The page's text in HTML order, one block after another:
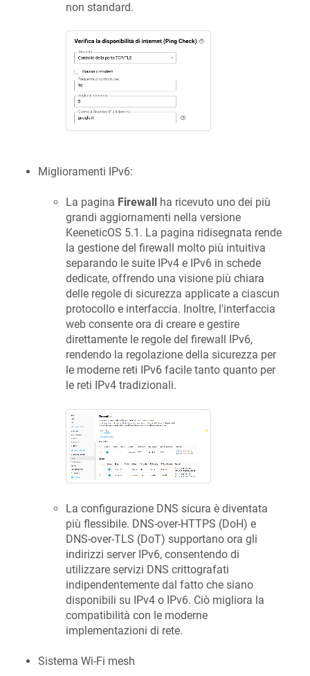
non standard.
Miglioramenti IPv6:
La pagina Firewall
ha ricevuto uno dei più
grandi aggiornamenti nella versione
KeeneticOS 5.1. La pagina ridisegnata rende
la gestione del firewall molto più intuitiva
separando le suite IPv4 e IPv6 in schede
dedicate, offrendo una visione più chiara
delle regole di sicurezza applicate a ciascun
protocollo e interfaccia. Inoltre, l'interfaccia
web consente ora di creare e gestire
direttamente le regole del firewall IPv6,
rendendo la regolazione della sicurezza per
le moderne reti IPv6 facile tanto quanto per
le reti IPv4 tradizionali.
La configurazione DNS sicura è diventata
più flessibile. DNS-over-HTTPS (DoH) e
DNS-over-TLS (DoT) supportano ora gli
indirizzi server IPv6, consentendo di
utilizzare servizi DNS crittografati
indipendentemente dal fatto che siano
disponibili su IPv4 o IPv6. Ciò migliora la
compatibilità con le moderne
implementazioni di rete.
Sistema Wi-Fi mesh